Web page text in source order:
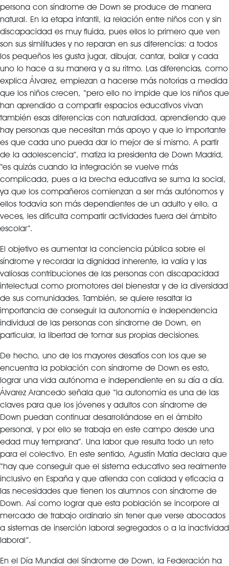
persona con síndrome de Down se produce de manera
natural. En la etapa infantil, la relación entre niños con y sin
discapacidad es muy fluida, pues ellos lo primero que ven
son sus similitudes y no reparan en sus diferencias: a todos
los pequeños les gusta jugar, dibujar, cantar, bailar y cada
uno lo hace a su manera y a su ritmo. Las diferencias, como
explica Álvarez, empiezan a hacerse más notorias a medida
que los niños crecen, “pero ello no impide que los niños que
han aprendido a compartir espacios educativos vivan
también esas diferencias con naturalidad, aprendiendo que
hay personas que necesitan más apoyo y que lo importante
es que cada uno pueda dar lo mejor de sí mismo. A partir
de la adolescencia”, matiza la presidenta de Down Madrid,
“es quizás cuando la integración se vuelve más
complicada, pues a la brecha educativa se suma la social,
ya que los compañeros comienzan a ser más autónomos y
ellos todavía son más dependientes de un adulto y ello, a
veces, les dificulta compartir actividades fuera del ámbito
escolar”.
El objetivo es aumentar la conciencia pública sobre el
síndrome y recordar la dignidad inherente, la valía y las
valiosas contribuciones de las personas con discapacidad
intelectual como promotores del bienestar y de la diversidad
de sus comunidades. También, se quiere resaltar la
importancia de conseguir la autonomía e independencia
individual de las personas con síndrome de Down, en
particular, la libertad de tomar sus propias decisiones.
De hecho, uno de los mayores desafíos con los que se
encuentra la población con síndrome de Down es esto,
lograr una vida autónoma e independiente en su día a día.
Álvarez Arancedo señala que “la autonomía es una de las
claves para que los jóvenes y adultos con síndrome de
Down puedan continuar desarrollándose en el ámbito
personal, y por ello se trabaja en este campo desde una
edad muy temprana”. Una labor que resulta todo un reto
para el colectivo. En este sentido, Agustín Matía declara que
“hay que conseguir que el sistema educativo sea realmente
inclusivo en España y que atienda con calidad y eficacia a
las necesidades que tienen los alumnos con síndrome de
Down. Así como lograr que esta población se incorpore al
mercado de trabajo ordinario sin tener que verse abocados
a sistemas de inserción laboral segregados o a la inactividad
laboral”.
En el Día Mundial del Síndrome de Down, la Federación ha